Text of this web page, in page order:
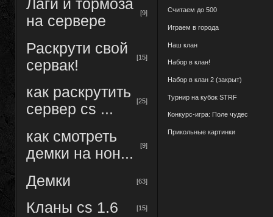
Лаги и тормоза
на сервере
[9]
Раскрути свой
сервак!
[15]
как раскрутить
сервер cs ...
[25]
как смотреть
демки на нон...
[9]
Демки [63]
Кланы cs 1.6 [15]
Считаем до 500
Играем в города
Наш клан
Набор в клан!
Набор в клан 2 (закрыт)
Турнир на кубок STRF
Конкурс-игра: Поле чудес
Прикольные картинки